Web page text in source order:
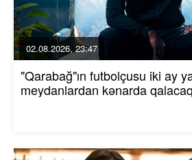
02.08.2026, 23:47
"Qarabağ"ın futbolçusu iki ay
meydanlardan kənarda qalacaq